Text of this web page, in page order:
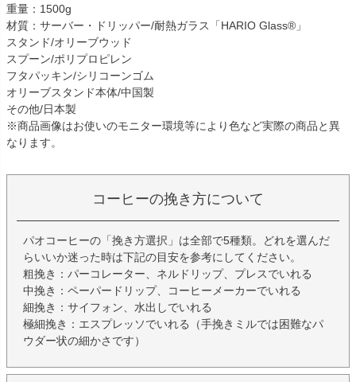
重量：1500g
材質：サーバー・ドリッパー/耐熱ガラス「HARIO Glass®」
スタンド/オリーブウッド
スプーン/ポリプロピレン
フタパッキン/シリコーンゴム
オリーブスタンド本体/中国製
その他/日本製
※商品画像はお使いのモニター環境等により色など実際の商品と異
なります。
コーヒーの挽き方について
パオコーヒーの「挽き方選択」は全部で5種類。どれを選んだ
らいいか迷った時は下記の目安を参考にしてください。
粗挽き：パーコレーター、ネルドリップ、プレスでいれる
中挽き：ペーパードリップ、コーヒーメーカーでいれる
細挽き：サイフォン、水出しでいれる
極細挽き：エスプレッソでいれる（手挽きミルでは困難なパ
ウダー状の細かさです）